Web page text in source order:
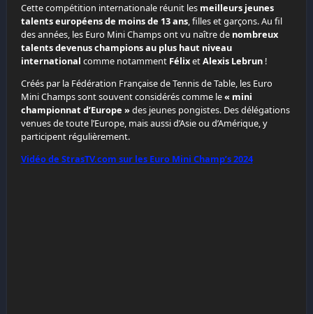
Cette compétition internationale réunit les meilleurs jeunes
talents européens de moins de 13 ans, filles et garçons. Au fil
des années, les Euro Mini Champs ont vu naître de nombreux
talents devenus champions au plus haut niveau
international comme notamment FélixetAlexis Lebrun!
Créés par la Fédération Française de Tennis de Table, les Euro
Mini Champs sont souvent considérés comme le« mini
championnat d’Europe »des jeunes pongistes. Des délégations
venues de toute l’Europe, mais aussi d’Asie ou d’Amérique, y
participent régulièrement.
Vidéo de StrasTV.com sur les Euro Mini Champ’s 2024